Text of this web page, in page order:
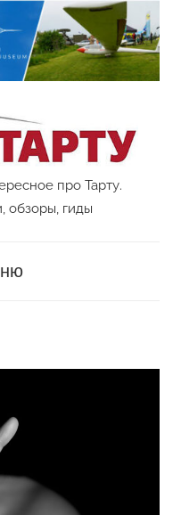
про Тарту.
обзоры, гиды